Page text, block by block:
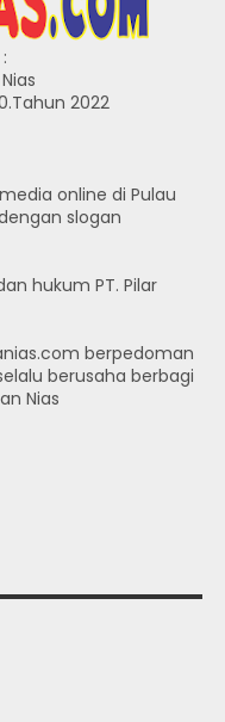
2022
online di Pulau
slogan
hukum PT. Pilar
berpedoman
berusaha berbagi
Nias